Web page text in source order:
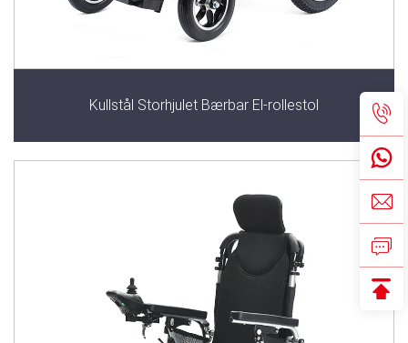
Kullstål Storhjulet Bærbar El-rollestol